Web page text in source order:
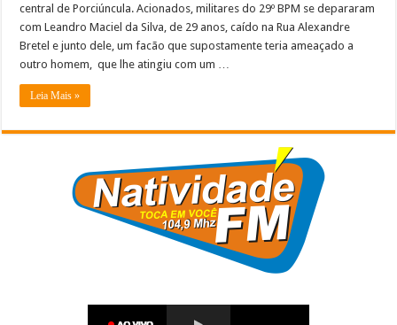
central de Porciúncula. Acionados, militares do 29º BPM se depararam
com Leandro Maciel da Silva, de 29 anos, caído na Rua Alexandre
Bretel e junto dele, um facão que supostamente teria ameaçado a
outro homem, que lhe atingiu com um …
Leia Mais »